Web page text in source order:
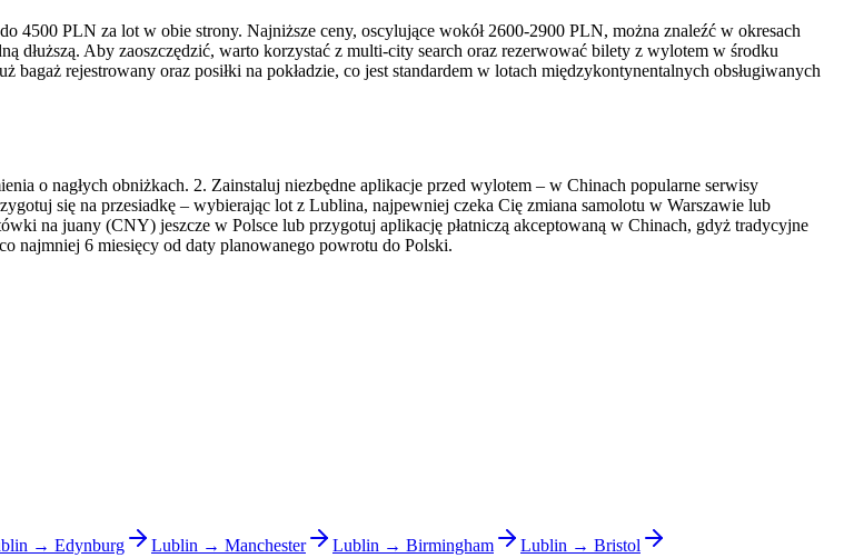
4500 PLN za lot w obie strony. Najniższe ceny, oscylujące wokół 2600-2900 PLN, można znaleźć w okresach
dłuższą. Aby zaoszczędzić, warto korzystać z multi-city search oraz rezerwować bilety z wylotem w środku
rejestrowany oraz posiłki na pokładzie, co jest standardem w lotach międzykontynentalnych obsługiwanych
o nagłych obniżkach. 2. Zainstaluj niezbędne aplikacje przed wylotem – w Chinach popularne serwisy
się na przesiadkę – wybierając lot z Lublina, najpewniej czeka Cię zmiana samolotu w Warszawie lub
na juany (CNY) jeszcze w Polsce lub przygotuj aplikację płatniczą akceptowaną w Chinach, gdyż tradycyjne
najmniej 6 miesięcy od daty planowanego powrotu do Polski.
→ Edynburg Lublin → Manchester Lublin → Birmingham Lublin → Bristol